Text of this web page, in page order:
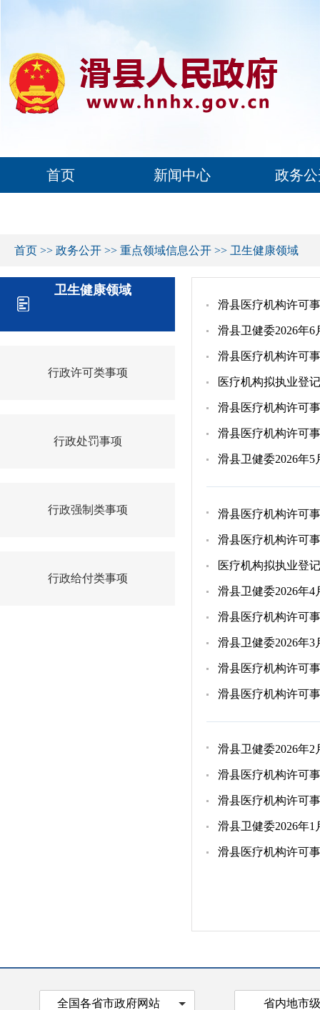
首页 新闻中心 政务
首页 >> 政务公开 >> 重点领域信息公开 >> 卫生健康领域
卫生健康领域
行政许可类事项
行政处罚事项
行政强制类事项
行政给付类事项
滑县医疗机构许可
滑县卫健委2026年
滑县医疗机构许可
医疗机构拟执业登
滑县医疗机构许可
滑县医疗机构许可
滑县卫健委2026年
滑县医疗机构许可
滑县医疗机构许可
医疗机构拟执业登
滑县卫健委2026年
滑县医疗机构许可
滑县卫健委2026年
滑县医疗机构许可
滑县医疗机构许可
滑县卫健委2026年
滑县医疗机构许可
滑县医疗机构许可
滑县卫健委2026年
滑县医疗机构许可
全国各省市政府网站 省内地市